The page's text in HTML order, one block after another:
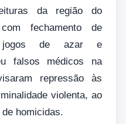
da região do
fechamento de
jogos de azar e
falsos médicos na
repressão às
violenta, ao
homicidas.